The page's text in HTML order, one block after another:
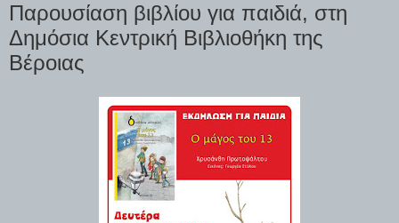
Παρουσίαση βιβλίου για παιδιά, στη
Δημόσια Κεντρική Βιβλιοθήκη της
Βέροιας